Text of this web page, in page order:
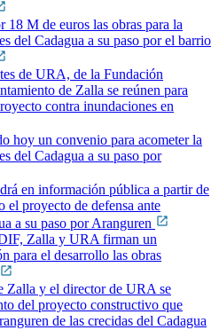
18 M de euros las obras para la
del Cadagua a su paso por el barrio
de URA, de la Fundación
de Zalla se reúnen para
contra inundaciones en
hoy un convenio para acometer la
del Cadagua a su paso por
en información pública a partir de
el proyecto de defensa ante
a su paso por Aranguren
Zalla y URA firman un
para el desarrollo las obras
Zalla y el director de URA se
del proyecto constructivo que
de las crecidas del Cadagua